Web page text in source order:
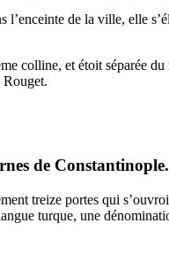
l’enceinte de la ville, elle
colline, et étoit séparée
Rouget.
de Constantinople.
treize portes qui
turque, une